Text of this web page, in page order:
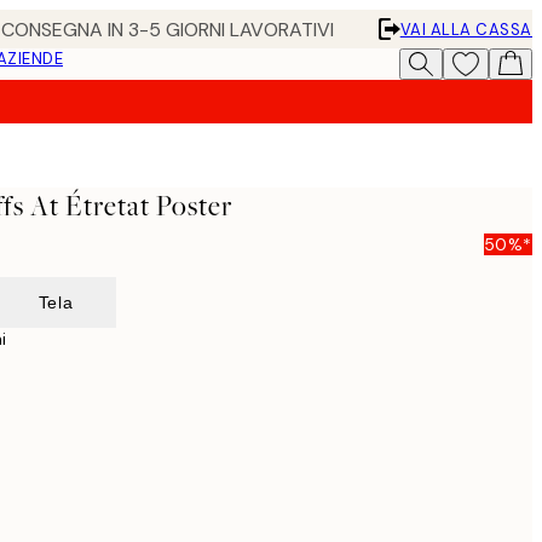
IN 3-5 GIORNI LAVORATIVI
VAI ALLA CASSA
At Étretat Poster
50%*
Tela